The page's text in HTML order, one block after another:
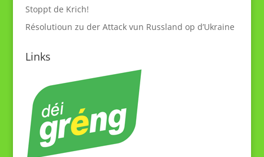
Stoppt de Krich!
Résolutioun zu der Attack vun Russland op d’Ukraine
Links